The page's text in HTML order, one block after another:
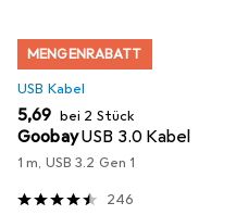
MENGENRABATT
USB Kabel
EUR
5,69 bei 2 Stück
GoobayUSB 3.0 Kabel
1 m, USB 3.2 Gen 1
246